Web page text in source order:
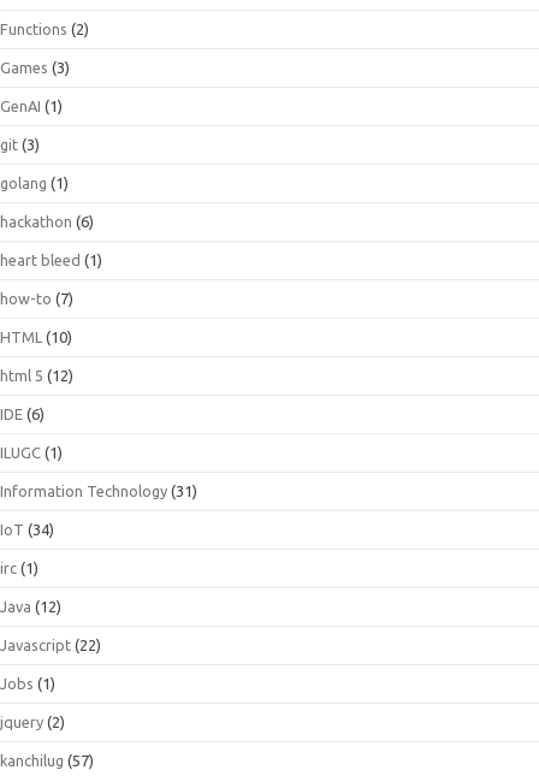
Functions (2)
Games (3)
GenAI (1)
git (3)
golang (1)
hackathon (6)
heart bleed (1)
how-to (7)
HTML (10)
html 5 (12)
IDE (6)
ILUGC (1)
Information Technology (31)
IoT (34)
irc (1)
Java (12)
Javascript (22)
Jobs (1)
jquery (2)
kanchilug (57)